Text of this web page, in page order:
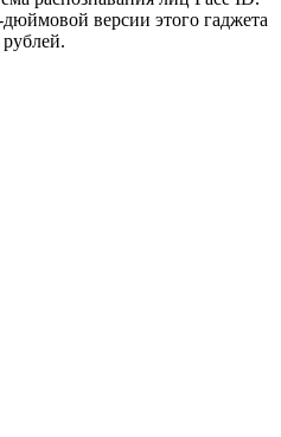
версии этого гаджета